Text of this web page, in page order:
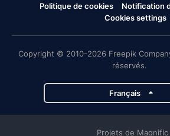
Politique de cookies
Notification
Cookies settings
Copyright © 2010-2026 Freepik
réservés.
Français
Projets de Magnific